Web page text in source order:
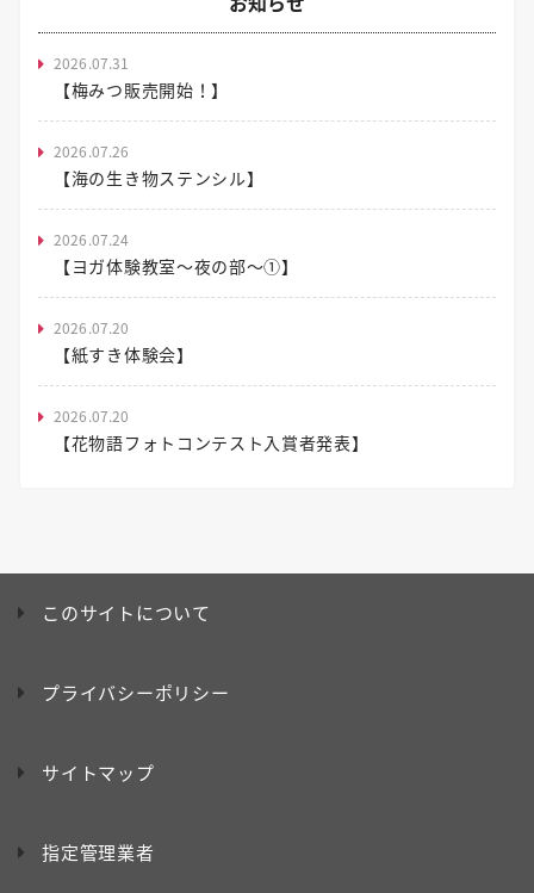
2026.07.31
【梅みつ販売開始！】
2026.07.26
【海の生き物ステンシル】
2026.07.24
【ヨガ体験教室～夜の部～①】
2026.07.20
【紙すき体験会】
2026.07.20
【花物語フォトコンテスト入賞者発表】
このサイトについて
プライバシーポリシー
サイトマップ
指定管理業者